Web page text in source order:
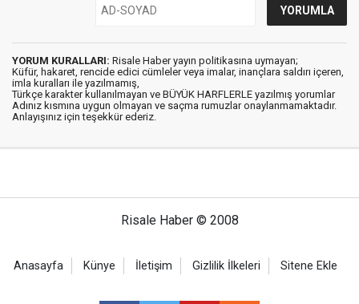
YORUM KURALLARI: Risale Haber yayın politikasına uymayan;
Küfür, hakaret, rencide edici cümleler veya imalar, inançlara saldırı içeren,
imla kuralları ile yazılmamış,
Türkçe karakter kullanılmayan ve BÜYÜK HARFLERLE yazılmış yorumlar
Adınız kısmına uygun olmayan ve saçma rumuzlar onaylanmamaktadır.
Anlayışınız için teşekkür ederiz.
Risale Haber © 2008
Anasayfa Künye İletişim Gizlilik İlkeleri Sitene Ekle